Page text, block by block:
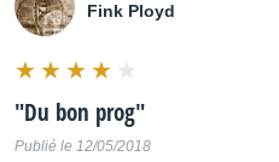
Fink Ployd
"Du bon prog"
Publié le 12/05/2018